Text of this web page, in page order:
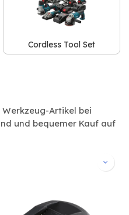
Cordless Tool Set
Werkzeug-Artikel bei
und bequemer Kauf auf